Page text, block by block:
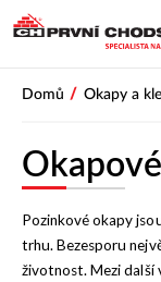
Domů / Okapy a
Pozinkové okapy
trhu. Bezesporu
životnost. Mezi další